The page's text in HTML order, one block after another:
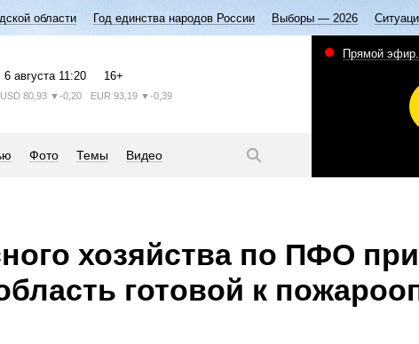
области Год единства народов России Выборы — 2026
6 августа 11:20 16+
USD 80,93 ▼-0,20 EUR 93,19 ▼-0,39
Фото Темы Видео
Прямой
хозяйства по ПФО
готовой к